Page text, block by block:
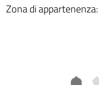
Zona di appartenenza: